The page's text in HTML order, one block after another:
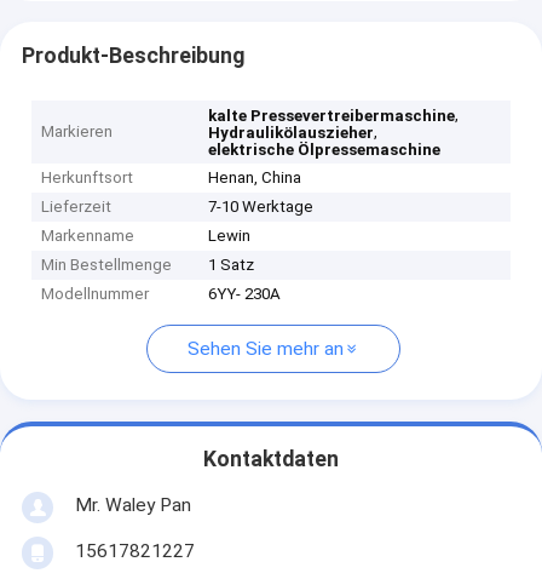
Produkt-Beschreibung
Markieren
kalte Pressevertreibermaschine,
Hydraulikölauszieher,
elektrische Ölpressemaschine
Herkunftsort
Henan, China
Lieferzeit
7-10 Werktage
Markenname
Lewin
Min Bestellmenge
1 Satz
Modellnummer
6YY- 230A
Sehen Sie mehr an
Kontaktdaten
Mr. Waley Pan
15617821227